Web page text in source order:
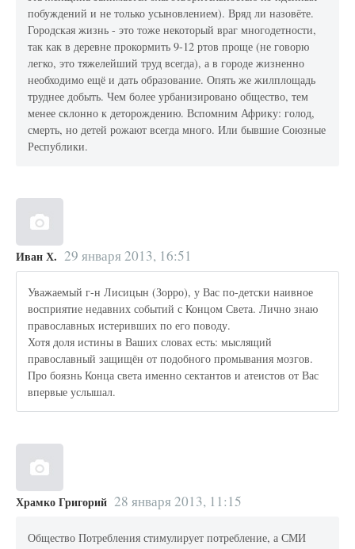
побуждений и не только усыновлением). Вряд ли назовёте.
Городская жизнь - это тоже некоторый враг многодетности,
так как в деревне прокормить 9-12 ртов проще (не говорю
легко, это тяжелейший труд всегда), а в городе жизненно
необходимо ещё и дать образование. Опять же жилплощадь
труднее добыть. Чем более урбанизировано общество, тем
менее склонно к деторождению. Вспомним Африку: голод,
смерть, но детей рожают всегда много. Или бывшие Союзные
Республики.
Иван Х. 29 января 2013, 16:51
Уважаемый г-н Лисицын (Зорро), у Вас по-детски наивное
восприятие недавних событий с Концом Света. Лично знаю
православных истеривших по его поводу.
Хотя доля истины в Ваших словах есть: мыслящий
православный защищён от подобного промывания мозгов.
Про боязнь Конца света именно сектантов и атеистов от Вас
впервые услышал.
Храмко Григорий 28 января 2013, 11:15
Общество Потребления стимулирует потребление, а СМИ